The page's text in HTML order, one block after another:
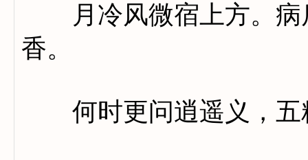
月冷风微宿上方。病
香。
何时更问逍遥义，五